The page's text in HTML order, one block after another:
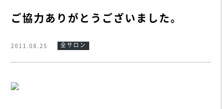
ご協力ありがとうございました。
2011.08.25 全サロン